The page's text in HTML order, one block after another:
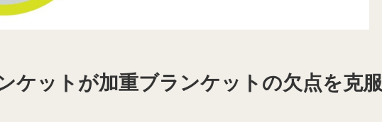
ケットが加重ブランケットの欠点を克服